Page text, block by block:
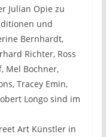
Julian Opie zu
und
Bernhardt,
Richter, Ross
Mel Bochner,
Tracey Emin,
Longo sind im
Art Künstler in